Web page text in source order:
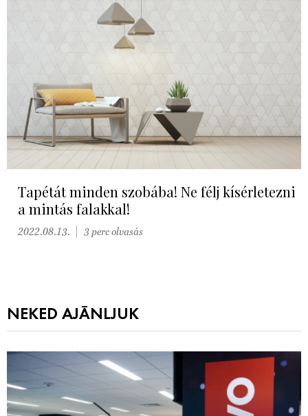
Tapétát minden szobába! Ne félj kísérletezni
a mintás falakkal!
2022.08.13. 3 perc olvasás
NEKED AJÁNLJUK